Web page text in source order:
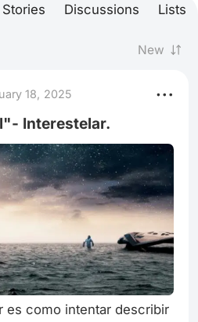
Stories Discussions Lists
New
18, 2025
Interestelar.
es como intentar describir